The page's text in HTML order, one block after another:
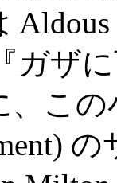
ガザ
、こ